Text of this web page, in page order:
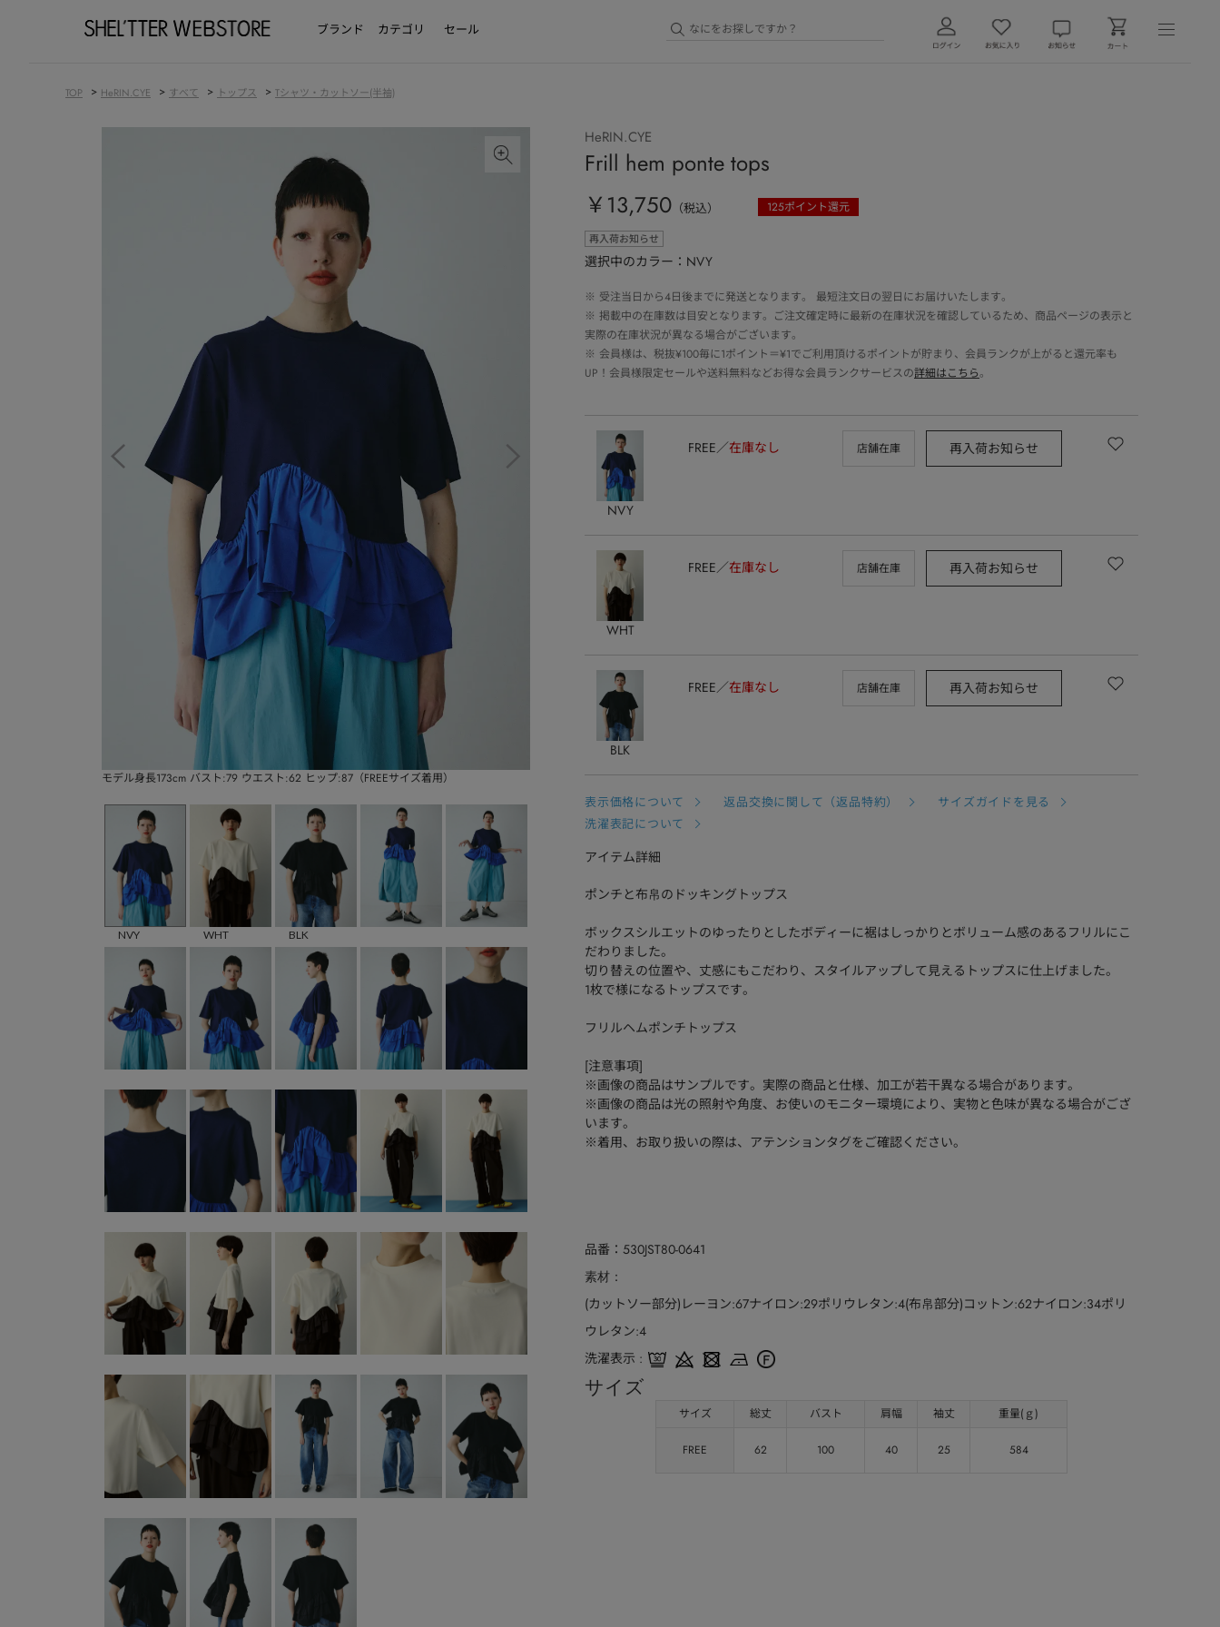
ブランド カテゴリ セール
TOP > HeRIN.CYE > すべて > トップス > Tシャツ・カットソー(半袖)
モデル身長173cm バスト:79 ウエスト:62 ヒップ:87（FREEサイズ着用）
NVY WHT BLK
HeRIN.CYE
Frill hem ponte tops
￥13,750 （税込） 125ポイント還元
再入荷お知らせ
選択中のカラー：NVY
※ 受注当日から4日後までに発送となります。 最短注文日の翌日にお届けいたします。
※ 掲載中の在庫数は目安となります。ご注文確定時に最新の在庫状況を確認しているため、商品ページの表示と
実際の在庫状況が異なる場合がございます。
※ 会員様は、税抜¥100毎に1ポイント＝¥1でご利用頂けるポイントが貯まり、会員ランクが上がると還元率も
UP！会員様限定セールや送料無料などお得な会員ランクサービスの詳細はこちら。
NVY
FREE 在庫なし 店舗在庫 再入荷お知らせ
WHT
FREE 在庫なし 店舗在庫 再入荷お知らせ
BLK
FREE 在庫なし 店舗在庫 再入荷お知らせ
表示価格について 返品交換に関して（返品特約）
サイズガイドを見る
洗濯表記について
アイテム詳細
ポンチと布帛のドッキングトップス
ボックスシルエットのゆったりとしたボディーに裾はしっかりとボリューム感のあるフリルにこ
だわりました。
切り替えの位置や、丈感にもこだわり、スタイルアップして見えるトップスに仕上げました。
1枚で様になるトップスです。
フリルヘムポンチトップス
[注意事項]
※画像の商品はサンプルです。実際の商品と仕様、加工が若干異なる場合があります。
※画像の商品は光の照射や角度、お使いのモニター環境により、実物と色味が異なる場合がござ
います。
※着用、お取り扱いの際は、アテンションタグをご確認ください。
品番 530JST80-0641
素材
(カットソー部分)レーヨン:67ナイロン:29ポリウレタン:4(布帛部分)コットン:62ナイロン:34ポリ
ウレタン:4
洗濯表示
サイズ
サイズ 総丈 バスト 肩幅 袖丈 重量(ｇ)
FREE 62 100 40 25 584